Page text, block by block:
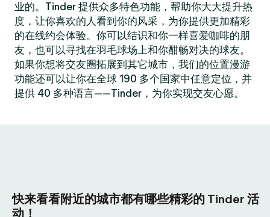
业的。Tinder 提供众多特色功能，帮助你大大提升热
度，让你喜欢的人看到你的风采，为你提供更加精彩
的在线约会体验。你可以结识和你一样喜爱咖啡的朋
友，也可以寻找在羽毛球场上和你酣畅对决的球友。
如果你想将交友圈拓展到其它城市，我们的位置漫游
功能还可以让你在全球 190 多个国家中任意定位，并
提供 40 多种语言——Tinder，为你实现交友心愿。
快来看看附近的城市都有哪些精彩的 Tinder 活
动！